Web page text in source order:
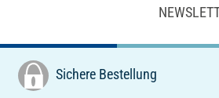
Sichere Bestellung